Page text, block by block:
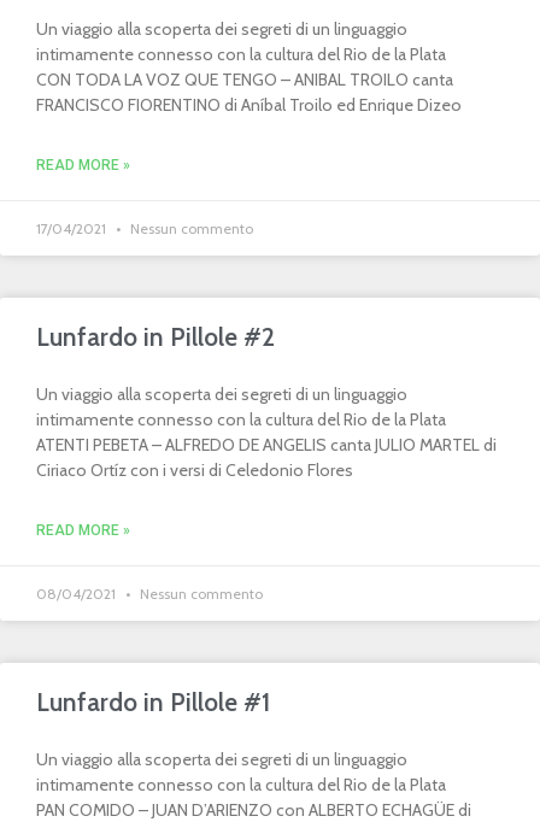
Un viaggio alla scoperta dei segreti di un linguaggio
intimamente connesso con la cultura del Rio de la Plata
CON TODA LA VOZ QUE TENGO – ANIBAL TROILO canta
FRANCISCO FIORENTINO di Aníbal Troilo ed Enrique Dizeo
READ MORE »
17/04/2021 Nessun commento
Lunfardo in Pillole #2
Un viaggio alla scoperta dei segreti di un linguaggio
intimamente connesso con la cultura del Rio de la Plata
ATENTI PEBETA – ALFREDO DE ANGELIS canta JULIO MARTEL di
Ciriaco Ortíz con i versi di Celedonio Flores
READ MORE »
08/04/2021 Nessun commento
Lunfardo in Pillole #1
Un viaggio alla scoperta dei segreti di un linguaggio
intimamente connesso con la cultura del Rio de la Plata
PAN COMIDO – JUAN D’ARIENZO con ALBERTO ECHAGÜE di